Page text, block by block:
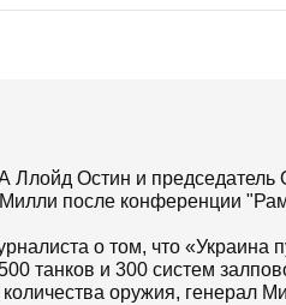
Остин и председатель
после конференции
о том, что «Украина
танков и 300 систем
оружия, генерал